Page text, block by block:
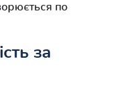
по
за